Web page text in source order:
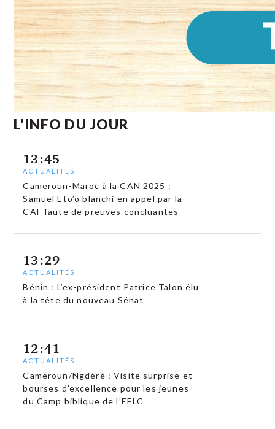
L'INFO DU JOUR
13:45
ACTUALITÉS
Cameroun-Maroc à la CAN 2025 :
Samuel Eto’o blanchi en appel par la
CAF faute de preuves concluantes
13:29
ACTUALITÉS
Bénin : L’ex-président Patrice Talon élu
à la tête du nouveau Sénat
12:41
ACTUALITÉS
Cameroun/Ngdéré : Visite surprise et
bourses d’excellence pour les jeunes
du Camp biblique de l’EELC